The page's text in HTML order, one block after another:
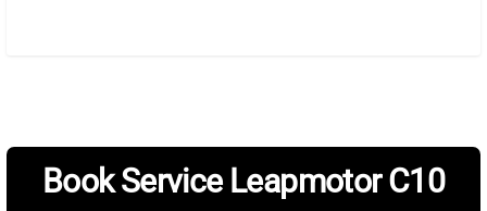
Book Service Leapmotor C10